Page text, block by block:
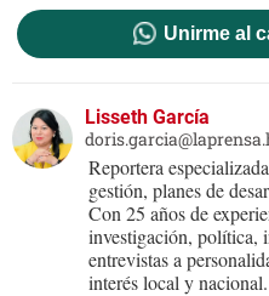
Unirme al
Lisseth García
Reportera
gestión, planes de
Con 25 años de
investigación, política,
entrevistas a
interés local y nacional.